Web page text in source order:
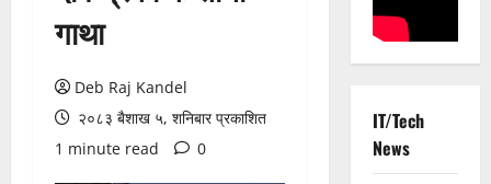
गाथा
Deb Raj Kandel
२०८३ बैशाख ५, शनिबार प्रकाशित
1 minute read
0
IT/Tech
News